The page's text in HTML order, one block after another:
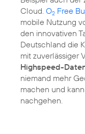
Cloud. O2 Free
mobile Nutzung
den innovativen
Deutschland die
mit zuverlässiger
Highspeed-
niemand mehr
machen und
nachgehen.